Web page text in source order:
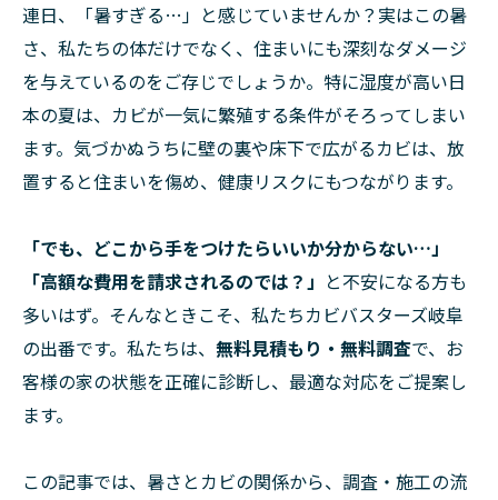
連日、「暑すぎる…」と感じていませんか？実はこの暑
さ、私たちの体だけでなく、住まいにも深刻なダメージ
を与えているのをご存じでしょうか。特に湿度が高い日
本の夏は、カビが一気に繁殖する条件がそろってしまい
ます。気づかぬうちに壁の裏や床下で広がるカビは、放
置すると住まいを傷め、健康リスクにもつながります。
「でも、どこから手をつけたらいいか分からない…」
「高額な費用を請求されるのでは？」 と不安になる方も
多いはず。そんなときこそ、私たちカビバスターズ岐阜
の出番です。私たちは、 無料見積もり・無料調査で、お
客様の家の状態を正確に診断し、最適な対応をご提案し
ます。
この記事では、暑さとカビの関係から、調査・施工の流